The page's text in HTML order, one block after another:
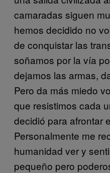
camaradas siguen
hemos decidido no
de conquistar las
soñamos por la vía
dejamos las armas,
Pero da más miedo
que resistimos cada
decidió para afrontar
Personalmente me
humanidad ver y
pequeño pero